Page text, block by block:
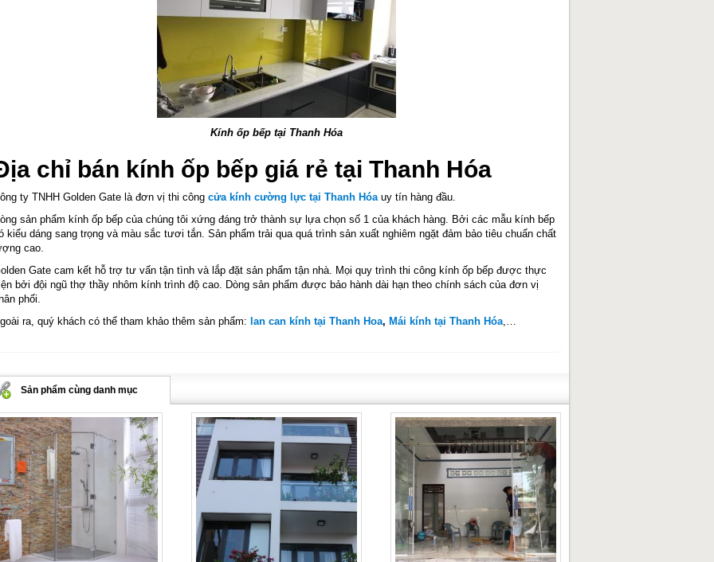
Kính ốp bếp tại Thanh Hóa
chỉ bán kính ốp bếp giá rẻ tại Thanh Hóa
ty TNHH Golden Gate là đơn vị thi công cửa kính cường lực tại Thanh Hóauy tín hàng đầu.
sản phẩm kính ốp bếp của chúng tôi xứng đáng trở thành sự lựa chọn số 1 của khách hàng. Bởi các mẫu kính bếp
kiểu dáng sang trọng và màu sắc tươi tắn. Sản phẩm trải qua quá trình sản xuất nghiêm ngặt đảm bảo tiêu chuẩn chất
cao.
Gate cam kết hỗ trợ tư vấn tận tình và lắp đặt sản phẩm tận nhà. Mọi quy trình thi công kính ốp bếp được thực
bởi đội ngũ thợ thầy nhôm kính trình độ cao. Dòng sản phẩm được bảo hành dài hạn theo chính sách của đơn vị
phối.
ra, quý khách có thể tham khảo thêm sản phẩm: lan can kính tại Thanh Hoa, Mái kính tại Thanh Hóa,…
Sản phẩm cùng danh mục